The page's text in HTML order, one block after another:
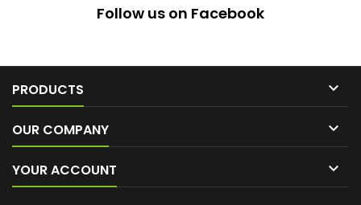
Follow us on Facebook
PRODUCTS 
OUR COMPANY 
YOUR ACCOUNT 